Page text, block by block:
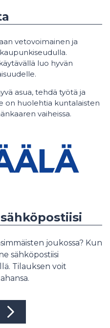
vetovoimainen ja
luo hyvän
asua, tehdä työtä ja
on huolehtia kuntalaisten
vaiheissa.
joukossa? Kun
sähköpostiisi
Tilauksen voit